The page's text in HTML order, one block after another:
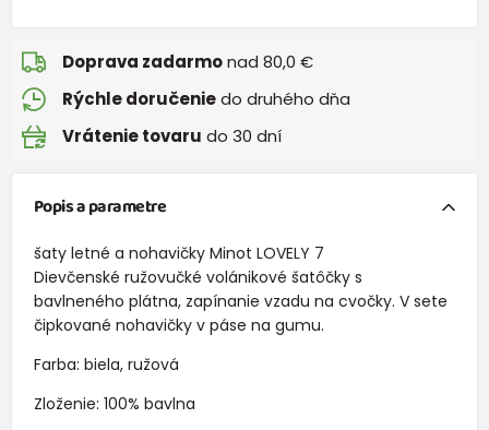
Doprava zadarmonad 80,0 €
Rýchle doručeniedo druhého dňa
Vrátenie tovaru do 30 dní
Popis a parametre
šaty letné a nohavičky Minot LOVELY 7
Dievčenské ružovučké volánikové šatôčky s
bavlneného plátna, zapínanie vzadu na cvočky. V sete
čipkované nohavičky v páse na gumu.
Farba: biela, ružová
Zloženie: 100% bavlna